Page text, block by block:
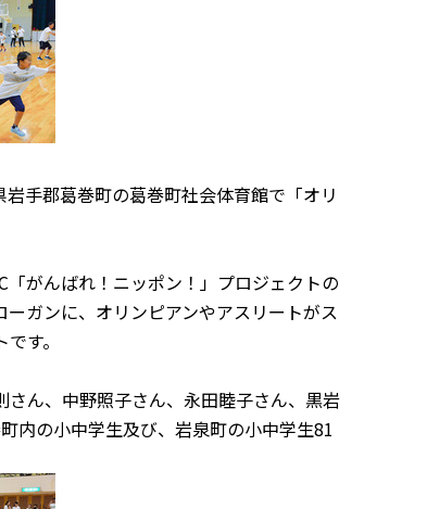
手郡葛巻町の葛巻町社会体育館で「オリ
がんばれ！ニッポン！」プロジェクトの
ガンに、オリンピアンやアスリートがス
す。
ん、中野照子さん、永田睦子さん、黒岩
内の小中学生及び、岩泉町の小中学生81